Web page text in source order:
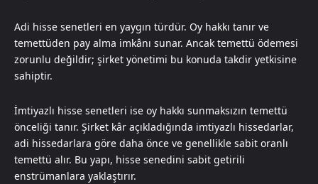
Adi hisse senetleri en yaygın türdür. Oy hakkı tanır ve
temettüden pay alma imkânı sunar. Ancak temettü ödemesi
zorunlu değildir; şirket yönetimi bu konuda takdir yetkisine
sahiptir.
İmtiyazlı hisse senetleri ise oy hakkı sunmaksızın temettü
önceliği tanır. Şirket kâr açıkladığında imtiyazlı hissedarlar,
adi hissedarlara göre daha önce ve genellikle sabit oranlı
temettü alır. Bu yapı, hisse senedini sabit getirili
enstrümanlara yaklaştırır.